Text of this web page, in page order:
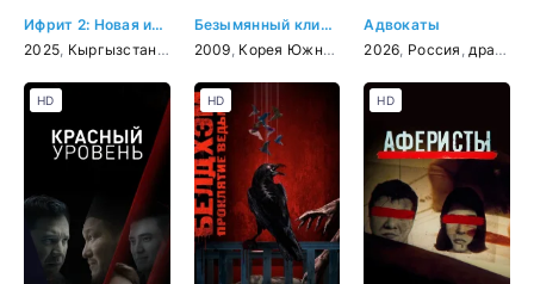
Ифрит 2: Новая история
2025 Кыргызстан , ужасы
Безымянный клинок
2009 Корея Южная боевик, история ,
Адвокаты
2026 Россия драма
HD HD HD